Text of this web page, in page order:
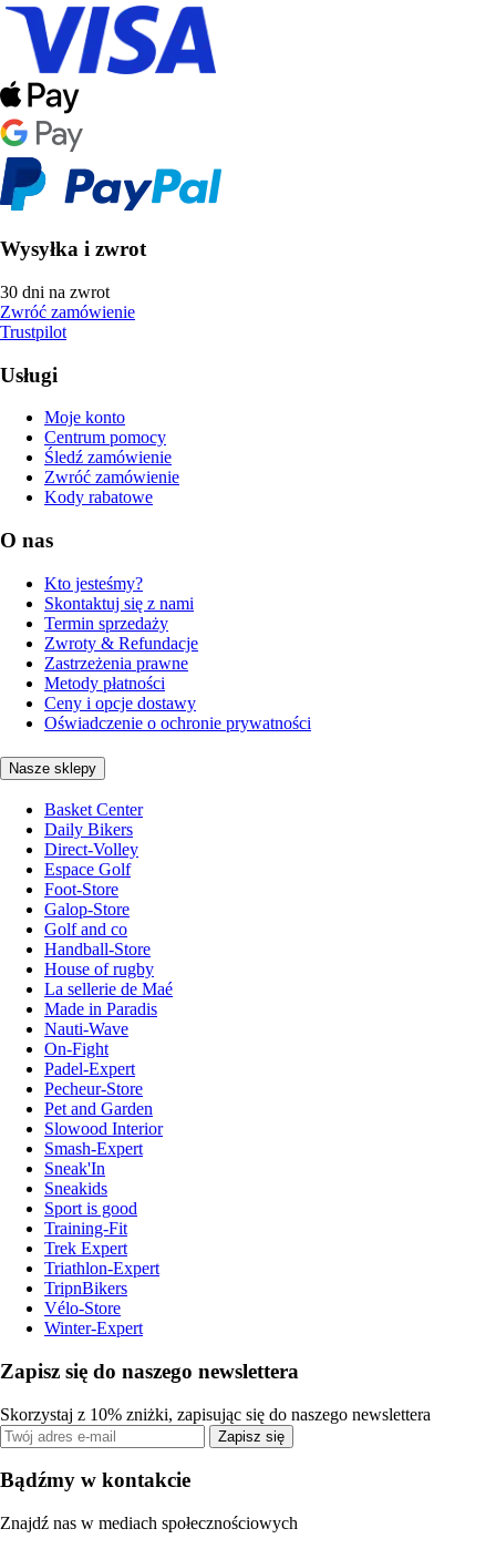
Wysyłka i zwrot
30 dni na zwrot
Zwróć zamówienie
Trustpilot
Usługi
Moje konto
Centrum pomocy
Śledź zamówienie
Zwróć zamówienie
Kody rabatowe
O nas
Kto jesteśmy?
Skontaktuj się z nami
Termin sprzedaży
Zwroty & Refundacje
Zastrzeżenia prawne
Metody płatności
Ceny i opcje dostawy
Oświadczenie o ochronie prywatności
Nasze sklepy
Basket Center
Daily Bikers
Direct-Volley
Espace Golf
Foot-Store
Galop-Store
Golf and co
Handball-Store
House of rugby
La sellerie de Maé
Made in Paradis
Nauti-Wave
On-Fight
Padel-Expert
Pecheur-Store
Pet and Garden
Slowood Interior
Smash-Expert
Sneak'In
Sneakids
Sport is good
Training-Fit
Trek Expert
Triathlon-Expert
TripnBikers
Vélo-Store
Winter-Expert
Zapisz się do naszego newslettera
Skorzystaj z 10% zniżki, zapisując się do naszego newslettera
Zapisz się
Bądźmy w kontakcie
Znajdź nas w mediach społecznościowych